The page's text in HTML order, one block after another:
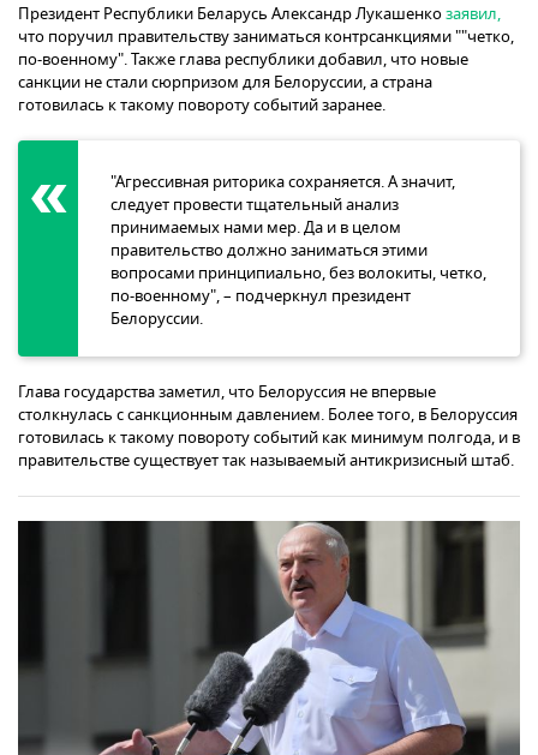
Президент Республики Беларусь Александр Лукашенкозаявил,
что поручил правительству заниматься контрсанкциями ""четко,
по-военному". Также глава республики добавил, что новые
санкции не стали сюрпризом для Белоруссии, а страна
готовилась к такому повороту событий заранее.
"Агрессивная риторика сохраняется. А значит,
следует провести тщательный анализ
принимаемых нами мер. Да и в целом
правительство должно заниматься этими
вопросами принципиально, без волокиты, четко,
по-военному", – подчеркнул президент
Белоруссии.
Глава государства заметил, что Белоруссия не впервые
столкнулась с санкционным давлением. Более того, в Белоруссия
готовилась к такому повороту событий как минимум полгода, и в
правительстве существует так называемый антикризисный штаб.